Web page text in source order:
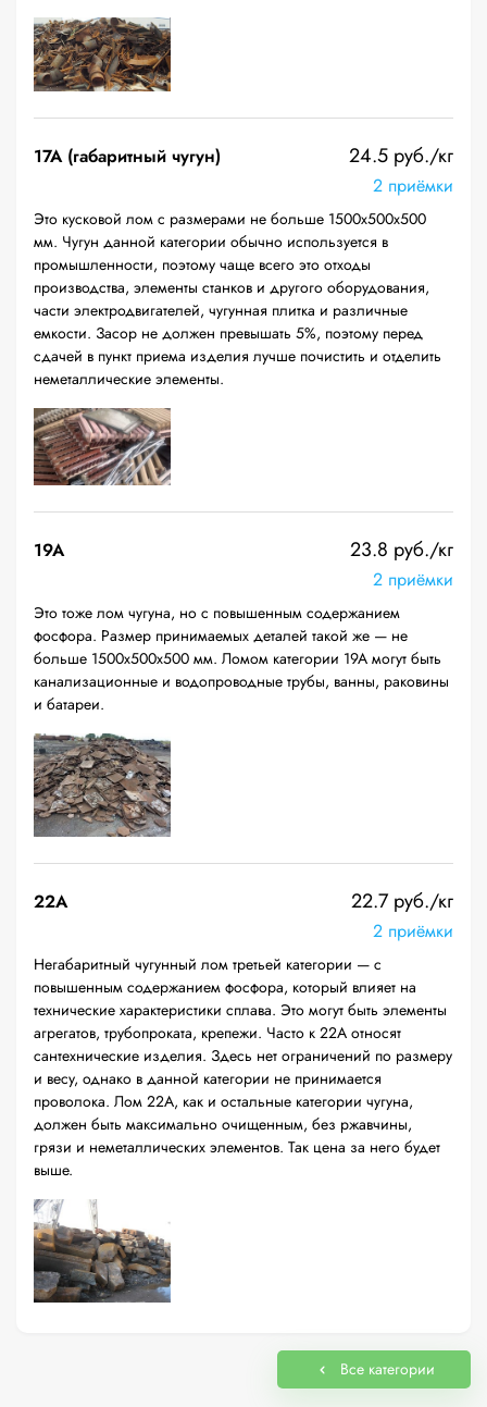
17А (габаритный чугун) 24.5 руб./кг
2 приёмки
Это кусковой лом с размерами не больше 1500х500х500
мм. Чугун данной категории обычно используется в
промышленности, поэтому чаще всего это отходы
производства, элементы станков и другого оборудования,
части электродвигателей, чугунная плитка и различные
емкости. Засор не должен превышать 5%, поэтому перед
сдачей в пункт приема изделия лучше почистить и отделить
неметаллические элементы.
19A 23.8 руб./кг
2 приёмки
Это тоже лом чугуна, но с повышенным содержанием
фосфора. Размер принимаемых деталей такой же — не
больше 1500х500х500 мм. Ломом категории 19А могут быть
канализационные и водопроводные трубы, ванны, раковины
и батареи.
22A 22.7 руб./кг
2 приёмки
Негабаритный чугунный лом третьей категории — с
повышенным содержанием фосфора, который влияет на
технические характеристики сплава. Это могут быть элементы
агрегатов, трубопроката, крепежи. Часто к 22А относят
сантехнические изделия. Здесь нет ограничений по размеру
и весу, однако в данной категории не принимается
проволока. Лом 22А, как и остальные категории чугуна,
должен быть максимально очищенным, без ржавчины,
грязи и неметаллических элементов. Так цена за него будет
выше.
Все категории